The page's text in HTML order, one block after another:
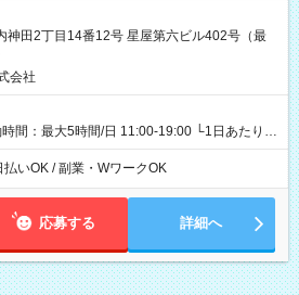
神田2丁目14番12号 星屋第六ビル402号（最
会社
間：最大5時間/日 11:00-19:00 └1日あたりの
└上記の時間帯内であれば、いつでも勤務可
の中で、お好きな曜日でご勤務いただけま
ように、自由な働き方が可能なお仕事です！
いOK / 副業・WワークOK
応募する 詳細へ